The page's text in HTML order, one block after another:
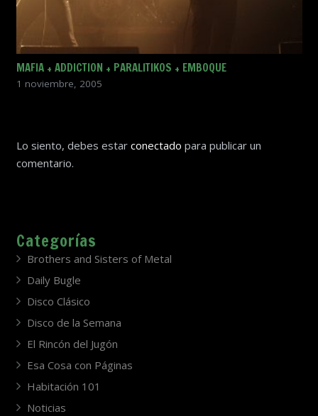
MAFIA + ADDICTION + PARALITIKOS + EMBOQUE
1 noviembre, 2005
Lo siento, debes estar conectado para publicar un
comentario.
Categorías
Brothers and Sisters of Metal
Daily Bugle
Disco Clásico
Disco de la Semana
El Rincón del Jugón
Esa Cosa con Páginas
Habitación 101
Noticias